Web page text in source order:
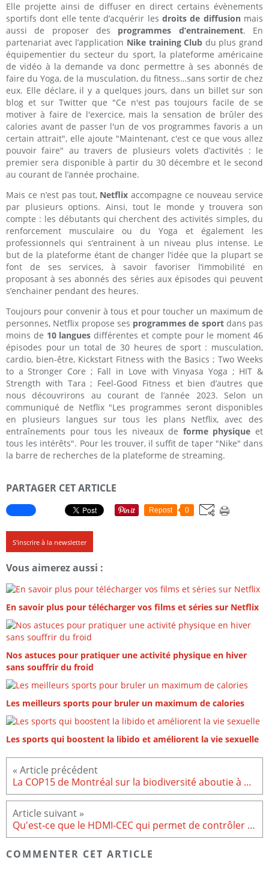
Elle projette ainsi de diffuser en direct certains évènements
sportifs dont elle tente d’acquérir les droits de diffusionmais
aussi de proposer des programmes d’entrainement. En
partenariat avec l’application Nike training Club du plus grand
équipementier du secteur du sport, la plateforme américaine
de vidéo à la demande va donc permettre à ses abonnés de
faire du Yoga, de la musculation, du fitness…sans sortir de chez
eux. Elle déclare, il y a quelques jours, dans un billet sur son
blog et sur Twitter que "Ce n'est pas toujours facile de se
motiver à faire de l'exercice, mais la sensation de brûler des
calories avant de passer l'un de vos programmes favoris a un
certain attrait", elle ajoute "Maintenant, c'est ce que vous allez
pouvoir faire" au travers de plusieurs volets d’activités : le
premier sera disponible à partir du 30 décembre et le second
au courant de l’année prochaine.
Mais ce n’est pas tout, Netflix accompagne ce nouveau service
par plusieurs options. Ainsi, tout le monde y trouvera son
compte : les débutants qui cherchent des activités simples, du
renforcement musculaire ou du Yoga et également les
professionnels qui s’entrainent à un niveau plus intense. Le
but de la plateforme étant de changer l’idée que la plupart se
font de ses services, à savoir favoriser l’immobilité en
proposant à ses abonnés des séries aux épisodes qui peuvent
s’enchainer pendant des heures.
Toujours pour convenir à tous et pour toucher un maximum de
personnes, Netflix propose ses programmes de sportdans pas
moins de 10 langues différentes et compte pour le moment 46
épisodes pour un total de 30 heures de sport : musculation,
cardio, bien-être, Kickstart Fitness with the Basics ; Two Weeks
to a Stronger Core ; Fall in Love with Vinyasa Yoga ; HIT &
Strength with Tara ; Feel-Good Fitness et bien d’autres que
nous découvrirons au courant de l’année 2023. Selon un
communiqué de Netflix "Les programmes seront disponibles
en plusieurs langues sur tous les plans Netflix, avec des
entraînements pour tous les niveaux de forme physique et
tous les intérêts". Pour les trouver, il suffit de taper "Nike" dans
la barre de recherches de la plateforme de streaming.
PARTAGER CET ARTICLE
Repost 0
S'inscrire à la newsletter
Vous aimerez aussi :
En savoir plus pour télécharger vos films et séries sur Netflix
Nos astuces pour pratiquer une activité physique en hiver
sans souffrir du froid
Les meilleurs sports pour bruler un maximum de calories
Les sports qui boostent la libido et améliorent la vie sexuelle
La COP15 de Montréal sur la biodiversité aboutie à un accord historique
Qu'est-ce que le HDMI-CEC qui permet de contrôler des appareils avec une seule télécommande
COMMENTER CET ARTICLE